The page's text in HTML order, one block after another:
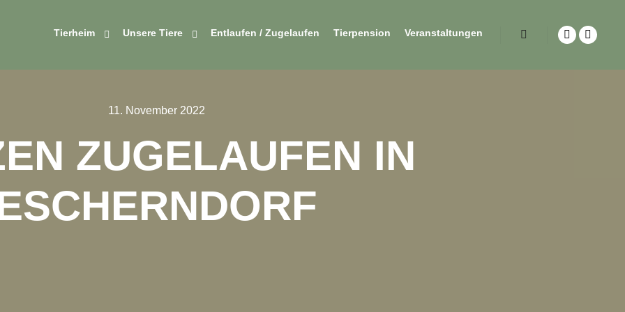
Tierheim Unsere Tiere Entlaufen / Zugelaufen Tierpension Veranstaltungen
11. November 2022
ZUGELAUFEN IN